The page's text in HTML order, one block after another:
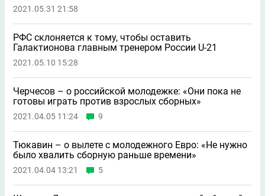
2021.05.31 21:58
РФС склоняется к тому, чтобы оставить
Галактионова главным тренером России U-21
2021.05.10 15:28
Черчесов – о российской молодежке: «Они пока не
готовы играть против взрослых сборных»
2021.04.05 11:24 9
Тюкавин – о вылете с молодежного Евро: «Не нужно
было хвалить сборную раньше времени»
2021.04.04 13:21 5